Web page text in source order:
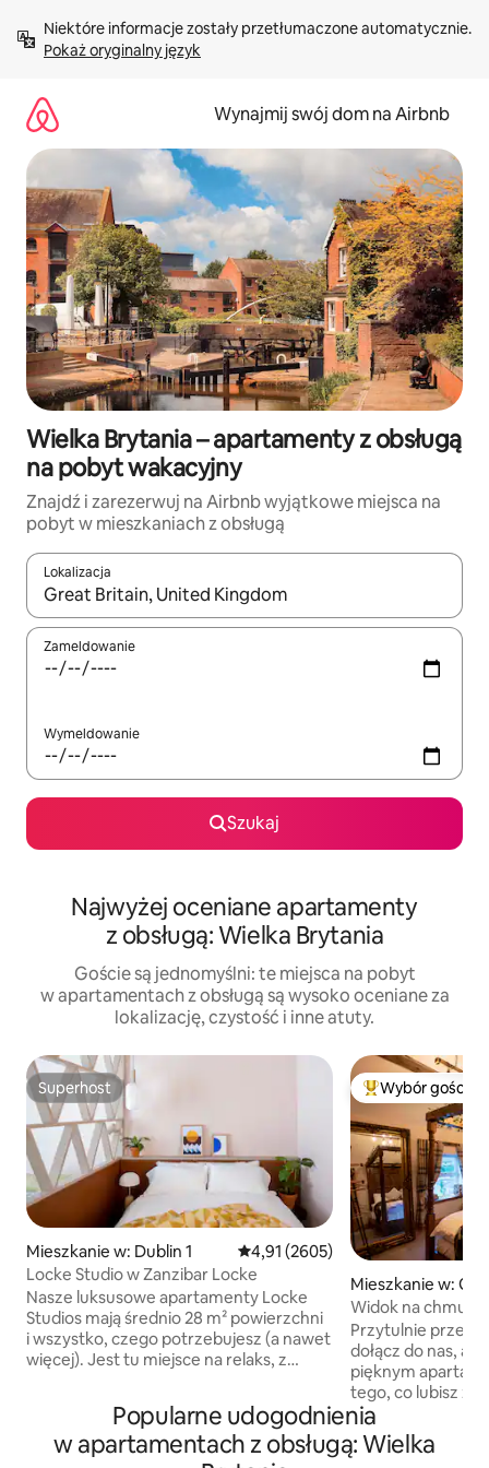
treści Pokaż oryginalny język
Wynajmij swój dom na Airbnb
Wielka Brytania – apartamenty z obsługą
na pobyt wakacyjny
Znajdź i zarezerwuj na Airbnb wyjątkowe miejsca na
pobyt w mieszkaniach z obsługą
Lokalizacja
Gdy wyniki będą dostępne, możesz poruszać się po nich za
Zameldowanie
Wymeldowanie
Szukaj
Najwyżej oceniane apartamenty
z obsługą: Wielka Brytania
Goście są jednomyślni: te miejsca na pobyt
w apartamentach z obsługą są wysoko oceniane za
lokalizację, czystość i inne atuty.
Superhost
Superhost
Mieszkanie w: Dublin 1 Średnia ocena: 4,91 na 5, liczba
4,91 (2605)
Locke Studio w Zanzibar Locke
Nasze luksusowe apartamenty Locke
Studios mają średnio 28 m² powierzchni
i wszystko, czego potrzebujesz (a nawet
więcej). Jest tu miejsce na relaks, z
cm x 200 cm i jedyną w swoim rodzaju,
ręcznie robioną sofą. Przestrzeń do
życia, z w pełni wyposażoną kuchnią,
w tym stołem jadalnym, pralką/suszarką,
Wybór gości
Mieszkanie w:
Widok na chmury
Przytulnie przez
dołącz do nas,
pięknym apartamentem.
tego, co lubisz
tym przed
Cloud View at
samym sercu
Popularne udogodnienia
w apartamentach z obsługą: Wielka